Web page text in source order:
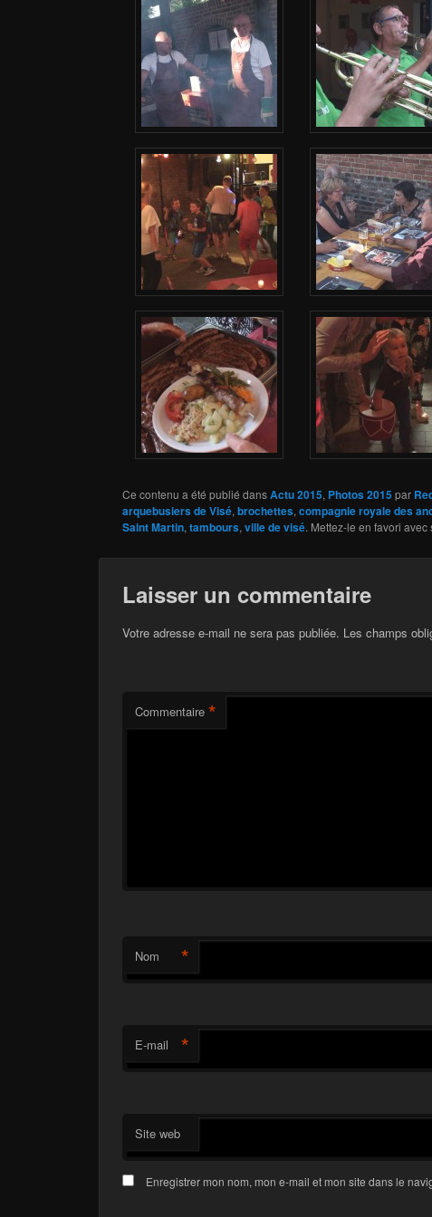
Ce contenu a été publié dansActu 2015, Photos 2015 par
arquebusiers de Visé,brochettes,compagnie royale des
Saint Martin,tambours,ville de visé. Mettez-le en favori avec
Laisser un commentaire
Votre adresse e-mail ne sera pas publiée. Les champs
Commentaire *
Nom *
E-mail *
Site web
Enregistrer mon nom, mon e-mail et mon site dans le